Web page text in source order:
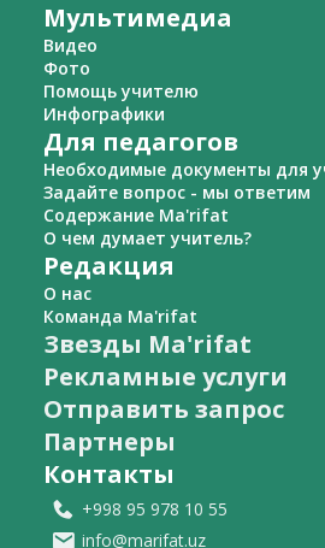
Мультимедиа
Видео
Фото
Помощь учителю
Инфографики
Для педагогов
Необходимые документы для
Задайте вопрос - мы ответим
Содержание Ma'rifat
О чем думает учитель?
Редакция
О нас
Команда Ma'rifat
Звезды Ma'rifat
Рекламные услуги
Отправить запрос
Партнеры
Контакты
+998 95 978 10 55
info@marifat.uz